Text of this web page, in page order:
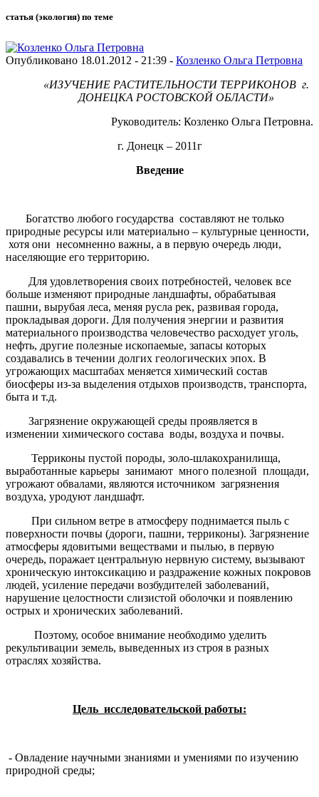
статья (экология) по теме
Опубликовано 18.01.2012 - 21:39 - Козленко Ольга Петровна
«ИЗУЧЕНИЕ РАСТИТЕЛЬНОСТИ ТЕРРИКОНОВ г.
ДОНЕЦКА РОСТОВСКОЙ ОБЛАСТИ»
Руководитель: Козленко Ольга Петровна.
г. Донецк – 2011г
Введение
Богатство любого государства составляют не только
природные ресурсы или материально – культурные ценности,
хотя они несомненно важны, а в первую очередь люди,
населяющие его территорию.
Для удовлетворения своих потребностей, человек все
больше изменяют природные ландшафты, обрабатывая
пашни, вырубая леса, меняя русла рек, развивая города,
прокладывая дороги. Для получения энергии и развития
материального производства человечество расходует уголь,
нефть, другие полезные ископаемые, запасы которых
создавались в течении долгих геологических эпох. В
угрожающих масштабах меняется химический состав
биосферы из-за выделения отдыхов производств, транспорта,
быта и т.д.
Загрязнение окружающей среды проявляется в
изменении химического состава воды, воздуха и почвы.
Терриконы пустой породы, золо-шлакохранилища,
выработанные карьеры занимают много полезной площади,
угрожают обвалами, являются источником загрязнения
воздуха, уродуют ландшафт.
При сильном ветре в атмосферу поднимается пыль с
поверхности почвы (дороги, пашни, терриконы). Загрязнение
атмосферы ядовитыми веществами и пылью, в первую
очередь, поражает центральную нервную систему, вызывают
хроническую интоксикацию и раздражение кожных покровов
людей, усиление передачи возбудителей заболеваний,
нарушение целостности слизистой оболочки и появлению
острых и хронических заболеваний.
Поэтому, особое внимание необходимо уделить
рекультивации земель, выведенных из строя в разных
отраслях хозяйства.
Цель исследовательской работы:
- Овладение научными знаниями и умениями по изучению
природной среды;